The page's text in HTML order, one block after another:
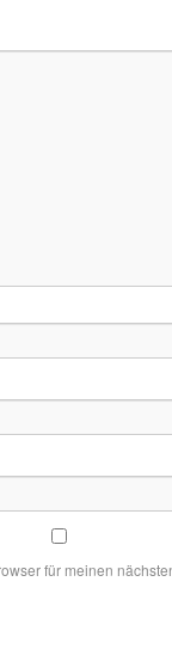
für meinen